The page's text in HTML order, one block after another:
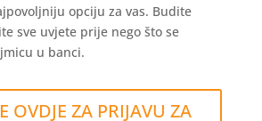
opciju za vas. Budite
sve uvjete prije nego što se
u banci.
OVDJE ZA PRIJAVU ZA